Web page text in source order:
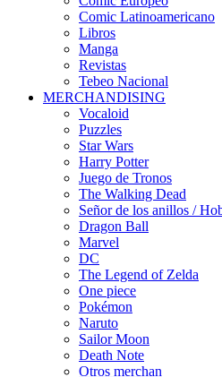
Comic Latinoamericano
Libros
Manga
Revistas
Tebeo Nacional
MERCHANDISING
Vocaloid
Puzzles
Star Wars
Harry Potter
Juego de Tronos
The Walking Dead
Señor de los anillos /
Dragon Ball
Marvel
DC
The Legend of Zelda
One piece
Pokémon
Naruto
Sailor Moon
Death Note
Otros merchan